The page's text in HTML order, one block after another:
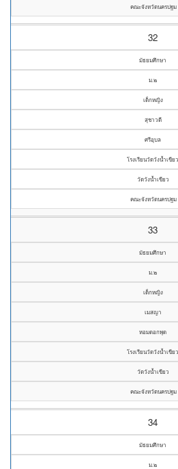
คณะจังหวัดนครปฐม
32
มัธยมศึกษา
ม.๒
เด็กหญิง
สุชาวดี
ศรีอุบล
โรงเรียนวัดวังน้ำเขียว
วัดวังน้ำเขียว
คณะจังหวัดนครปฐม
33
มัธยมศึกษา
ม.๒
เด็กหญิง
เมสญา
หอมดอกพุด
โรงเรียนวัดวังน้ำเขียว
วัดวังน้ำเขียว
คณะจังหวัดนครปฐม
34
มัธยมศึกษา
ม.๒